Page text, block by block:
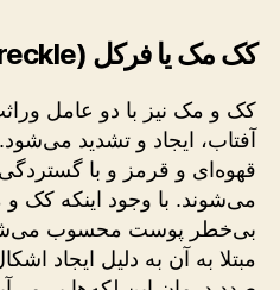
کک مک یا فرکل (Freckle)
کک و مک نیز با دو عامل
آفتاب، ایجاد و تشدید
قهوه‌ای و قرمز و با
می‌شوند. با وجود اینکه کک
بی‌خطر پوست محسوب
مبتلا به آن به دلیل ایجاد